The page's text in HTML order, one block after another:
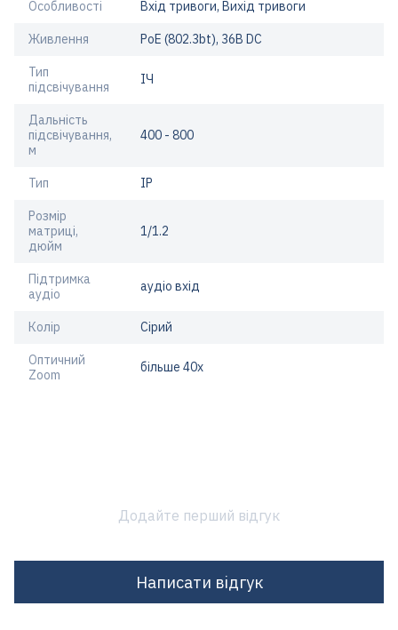
Особливості Вхід тривоги, Вихід тривоги
Живлення PoE (802.3bt), 36В DС
Тип
підсвічування
ІЧ
Дальність
підсвічування,
м
400 - 800
Тип IP
Розмір
матриці,
дюйм
1/1.2
Підтримка
аудіо
аудіо вхід
Колір Сірий
Оптичний
Zoom
більше 40x
Додайте перший відгук
Написати відгук